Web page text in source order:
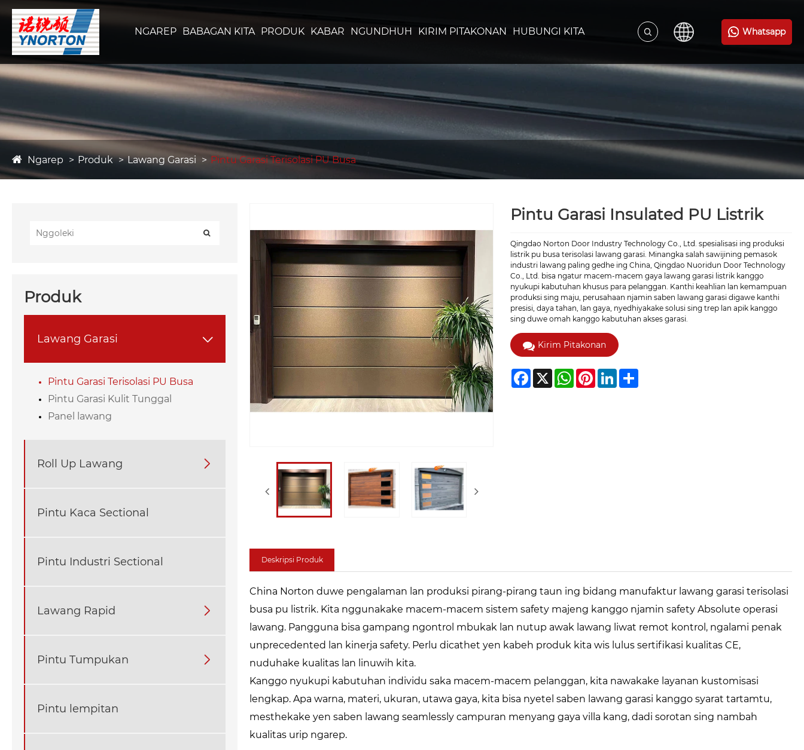
NGAREP BABAGAN KITA PRODUK KABAR NGUNDHUH KIRIM PITAKONAN HUBUNGI KITA Whatsapp
Ngarep Produk Lawang Garasi Pintu Garasi Terisolasi PU Busa
Produk
Lawang Garasi 
Pintu Garasi Terisolasi PU Busa
Pintu Garasi Kulit Tunggal
Panel lawang
Roll Up Lawang 
Pintu Kaca Sectional
Pintu Industri Sectional
Lawang Rapid 
Pintu Tumpukan 
Pintu lempitan
Pintu Garasi Insulated PU Listrik
Qingdao Norton Door Industry Technology Co., Ltd. spesialisasi ing produksi
listrik pu busa terisolasi lawang garasi. Minangka salah sawijining pemasok
industri lawang paling gedhe ing China, Qingdao Nuoridun Door Technology
Co., Ltd. bisa ngatur macem-macem gaya lawang garasi listrik kanggo
nyukupi kabutuhan khusus para pelanggan. Kanthi keahlian lan kemampuan
produksi sing maju, perusahaan njamin saben lawang garasi digawe kanthi
presisi, daya tahan, lan gaya, nyedhiyakake solusi sing trep lan apik kanggo
sing duwe omah kanggo kabutuhan akses garasi.
Kirim Pitakonan
Facebook
X WhatsAppPinterestLinkedInShare
Deskripsi Produk
China Norton duwe pengalaman lan produksi pirang-pirang taun ing bidang manufaktur lawang garasi terisolasi
busa pu listrik. Kita nggunakake macem-macem sistem safety majeng kanggo njamin safety Absolute operasi
lawang. Pangguna bisa gampang ngontrol mbukak lan nutup awak lawang liwat remot kontrol, ngalami penak
unprecedented lan kinerja safety. Perlu dicathet yen kabeh produk kita wis lulus sertifikasi kualitas CE,
nuduhake kualitas lan linuwih kita.
Kanggo nyukupi kabutuhan individu saka macem-macem pelanggan, kita nawakake layanan kustomisasi
lengkap. Apa warna, materi, ukuran, utawa gaya, kita bisa nyetel saben lawang garasi kanggo syarat tartamtu,
mesthekake yen saben lawang seamlessly campuran menyang gaya villa kang, dadi sorotan sing nambah
kualitas urip ngarep.